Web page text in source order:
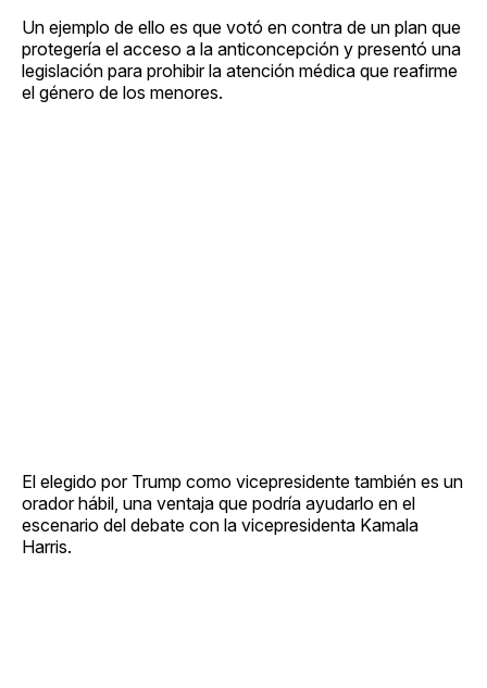
Un ejemplo de ello es que votó en contra de un plan que
protegería el acceso a la anticoncepción y presentó una
legislación para prohibir la atención médica que reafirme
el género de los menores.
El elegido por Trump como vicepresidente también es un
orador hábil, una ventaja que podría ayudarlo en el
escenario del debate con la vicepresidenta Kamala
Harris.